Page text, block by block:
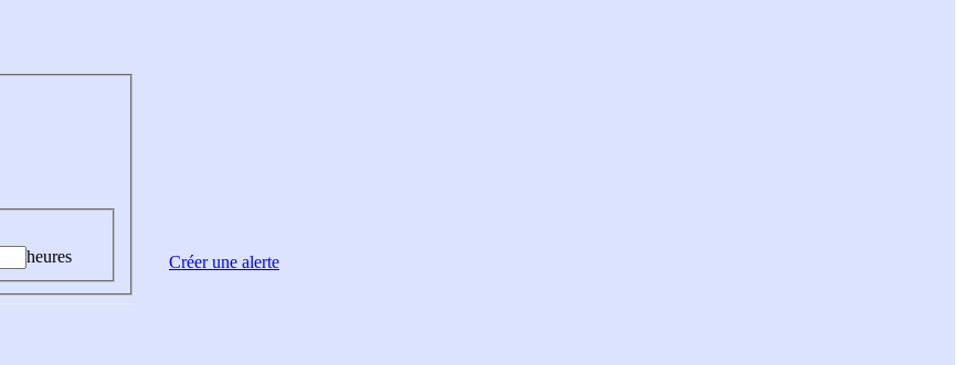
heures
Créer une alerte